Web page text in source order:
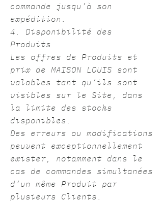
commande jusqu’à son
expédition.
4. Disponibilité des
Produits
Les offres de Produits et
prix de MAISON LOUIS sont
valables tant qu’ils sont
visibles sur le Site, dans
la limite des stocks
disponibles.
Des erreurs ou modifications
peuvent exceptionnellement
exister, notamment dans le
cas de commandes simultanées
d’un même Produit par
plusieurs Clients.